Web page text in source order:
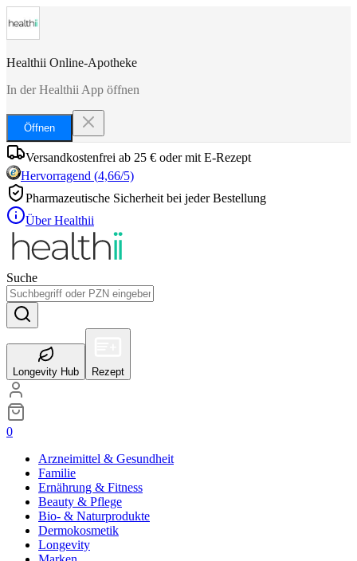
Healthii Online-Apotheke
In der Healthii App öffnen
Öffnen
Versandkostenfrei ab 25 € oder mit E-Rezept
Hervorragend (4,66/5)
Pharmazeutische Sicherheit bei jeder Bestellung
Über Healthii
Suche
Longevity Hub Rezept
0
Arzneimittel & Gesundheit
Familie
Ernährung & Fitness
Beauty & Pflege
Bio- & Naturprodukte
Dermokosmetik
Longevity